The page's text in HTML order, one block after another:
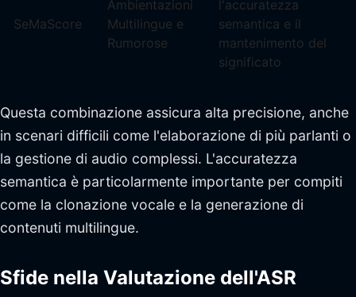
SeMaScore
Ambientazioni
Multilingue e
Rumorose
l'accuratezza
semantica e il
mantenimento del
significato
Questa combinazione assicura alta precisione, anche
in scenari difficili come l'elaborazione di più parlanti o
la gestione di audio complessi. L'accuratezza
semantica è particolarmente importante per compiti
come la clonazione vocale e la generazione di
contenuti multilingue.
Sfide nella Valutazione dell'ASR